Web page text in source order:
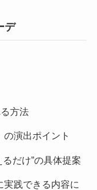
デ
方法
の演出ポイント
だけ”の具体提案
実践できる内容に